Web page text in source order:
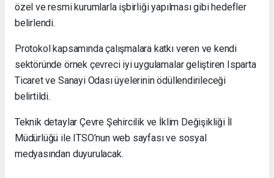
özel ve resmi kurumlarla işbirliği yapılması gibi hedefler
belirlendi.
Protokol kapsamında çalışmalara katkı veren ve kendi
sektöründe örnek çevreci iyi uygulamalar geliştiren Isparta
Ticaret ve Sanayi Odası üyelerinin ödüllendirileceği
belirtildi.
Teknik detaylar Çevre Şehircilik ve İklim Değişikliği İl
Müdürlüğü ile ITSO’nun web sayfası ve sosyal
medyasından duyurulacak.